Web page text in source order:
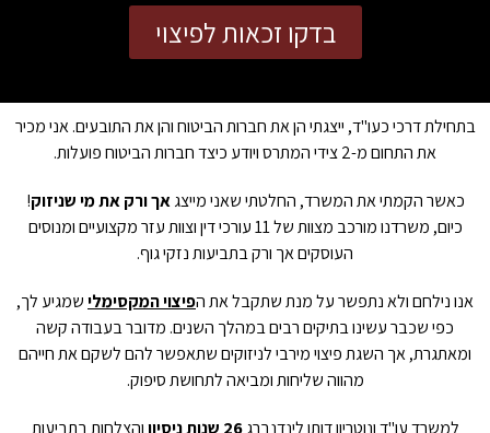
בדקו זכאות לפיצוי
בתחילת דרכי כעו"ד, ייצגתי הן את חברות הביטוח והן את התובעים. אני מכיר
את התחום מ-2 צידי המתרס ויודע כיצד חברות הביטוח פועלות.
כאשר הקמתי את המשרד, החלטתי שאני מייצגאך ורק את מי שניזוק!
כיום, משרדנו מורכב מצוות של 11 עורכי דין וצוות עזר מקצועיים ומנוסים
העוסקים אך ורק בתביעות נזקי גוף.
אנו נילחם ולא נתפשר על מנת שתקבל את הפיצוי המקסימלישמגיע לך,
כפי שכבר עשינו בתיקים רבים במהלך השנים. מדובר בעבודה קשה
ומאתגרת, אך השגת פיצוי מירבי לניזוקים שתאפשר להם לשקם את חייהם
מהווה שליחות ומביאה לתחושת סיפוק.
למשרד עו"ד ונוטריון דותן לינדנברג26 שנות ניסיון והצלחות בתביעות